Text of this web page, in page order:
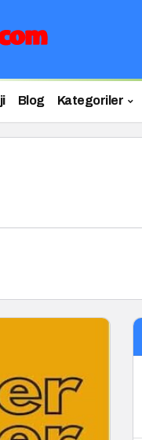
Blog Kategoriler